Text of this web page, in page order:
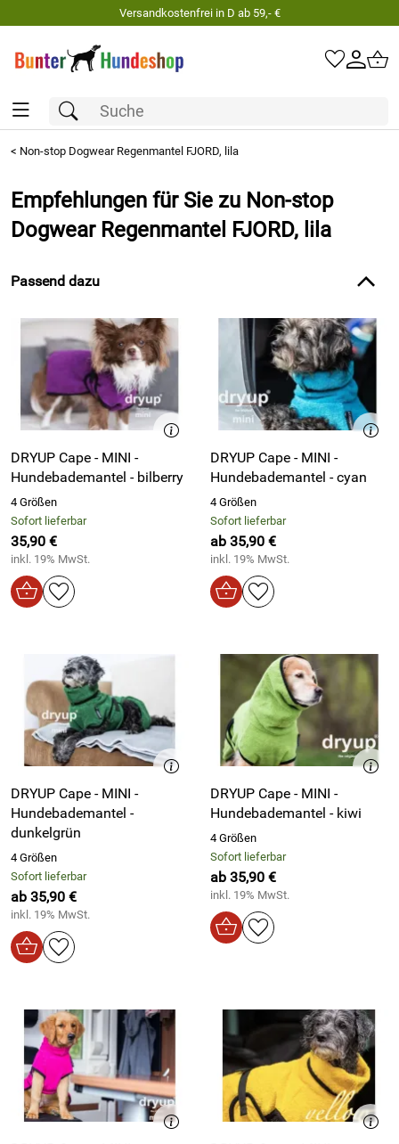
Versandkostenfrei in D ab 59,- €
< Non-stop Dogwear Regenmantel FJORD, lila
Empfehlungen für Sie zu Non-stop
Dogwear Regenmantel FJORD, lila
Passend dazu
DRYUP Cape - MINI -
Hundebademantel - bilberry
4 Größen
Sofort lieferbar
35,90 €
inkl. 19% MwSt.
DRYUP Cape - MINI -
Hundebademantel - cyan
4 Größen
Sofort lieferbar
ab 35,90 €
inkl. 19% MwSt.
DRYUP Cape - MINI -
Hundebademantel -
dunkelgrün
4 Größen
Sofort lieferbar
ab 35,90 €
inkl. 19% MwSt.
DRYUP Cape - MINI -
Hundebademantel - kiwi
4 Größen
Sofort lieferbar
ab 35,90 €
inkl. 19% MwSt.